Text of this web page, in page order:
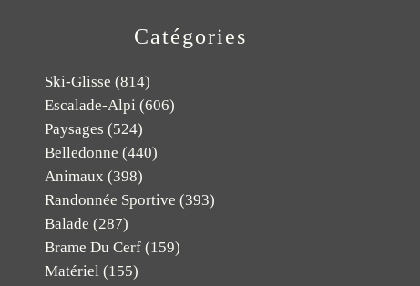
Catégories
Ski-Glisse (814)
Escalade-Alpi (606)
Paysages (524)
Belledonne (440)
Animaux (398)
Randonnée Sportive (393)
Balade (287)
Brame Du Cerf (159)
Matériel (155)